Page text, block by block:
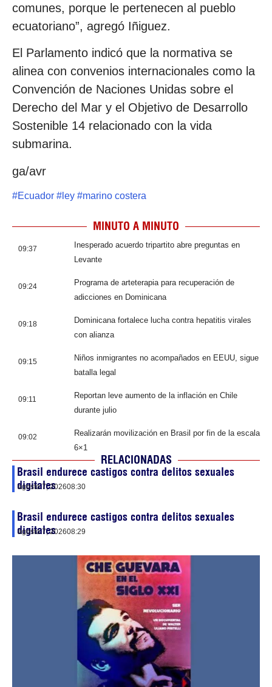
comunes, porque le pertenecen al pueblo
ecuatoriano”, agregó Iñiguez.
El Parlamento indicó que la normativa se
alinea con convenios internacionales como la
Convención de Naciones Unidas sobre el
Derecho del Mar y el Objetivo de Desarrollo
Sostenible 14 relacionado con la vida
submarina.
ga/avr
#Ecuador # ley #marino costera
MINUTO A MINUTO
09:37
Inesperado acuerdo tripartito abre preguntas en
Levante
09:24
Programa de arteterapia para recuperación de
adicciones en Dominicana
09:18
Dominicana fortalece lucha contra hepatitis virales
con alianza
09:15
Niños inmigrantes no acompañados en EEUU, sigue
batalla legal
09:11
Reportan leve aumento de la inflación en Chile
durante julio
09:02
Realizarán movilización en Brasil por fin de la escala
6×1
RELACIONADAS
Brasil endurece castigos contra delitos sexuales
digitales
agosto 7, 202608:30
Brasil endurece castigos contra delitos sexuales
digitales
agosto 7, 202608:29